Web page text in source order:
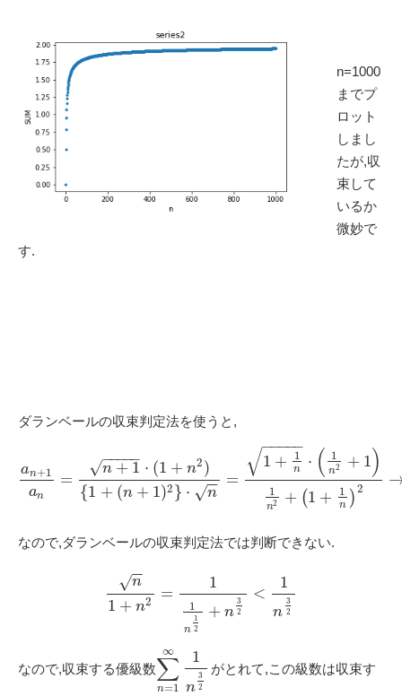
n=1000
までプ
ロット
しまし
たが,収
束して
いるか
微妙で
す.
ダランベールの収束判定法を使うと,
an+1
an
=
n + 1
− −
−−−
√ ⋅ (1 + n2 )
{1 + (n + 1)2 } ⋅ n
−
−
√
=
1 + 1
n
− −
−−−
√ ⋅ ( 1
n2 + 1)
1
n2 + (1 + 1
n )2
なので,ダランベールの収束判定法では判断できない.
n
−
−
√
1 + n2 =
1
1
n
1
2
+ n
3
2
<
1
n
3
2
なので,収束する優級数∑
n=1
∞ 1
n
3
2
がとれて,この級数は収束す